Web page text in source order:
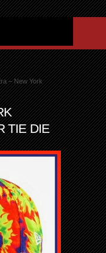
– New York
TIE DIE